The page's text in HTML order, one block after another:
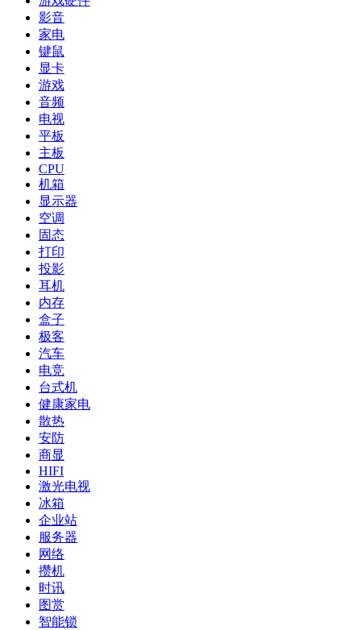
影音
家电
键鼠
显卡
游戏
音频
电视
平板
主板
CPU
机箱
显示器
空调
固态
打印
投影
耳机
内存
盒子
极客
汽车
电竞
台式机
健康家电
散热
安防
商显
HIFI
激光电视
冰箱
企业站
服务器
网络
攒机
时讯
图赏
智能锁